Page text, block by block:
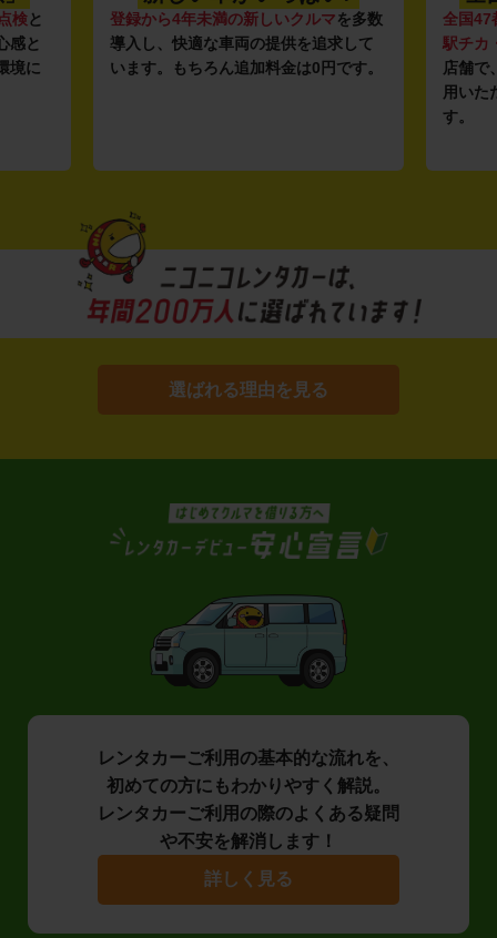
検と
感と
境に
登録から4年未満の新しいクルマを多数
導入し、快適な車両の提供を追求して
います。もちろん追加料金は0円です。
全国47
駅チカ
店舗で
用いた
す。
選ばれる理由を見る
レンタカーご利用の基本的な流れを、
初めての方にもわかりやすく解説。
レンタカーご利用の際のよくある疑問
や不安を解消します！
詳しく見る